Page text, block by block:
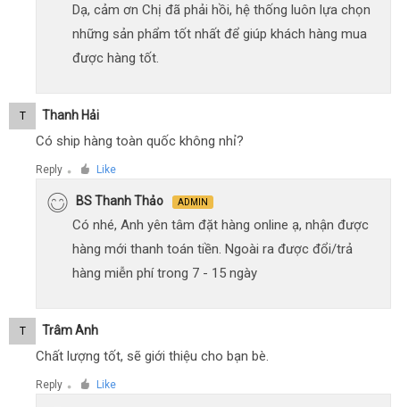
Dạ, cảm ơn Chị đã phải hồi, hệ thống luôn lựa chọn
những sản phẩm tốt nhất để giúp khách hàng mua
được hàng tốt.
T Thanh Hải
Có ship hàng toàn quốc không nhỉ?
Reply ● Like
BS Thanh Thảo ADMIN
Có nhé, Anh yên tâm đặt hàng online ạ, nhận được
hàng mới thanh toán tiền. Ngoài ra được đổi/trả
hàng miễn phí trong 7 - 15 ngày
T Trâm Anh
Chất lượng tốt, sẽ giới thiệu cho bạn bè.
Reply ● Like